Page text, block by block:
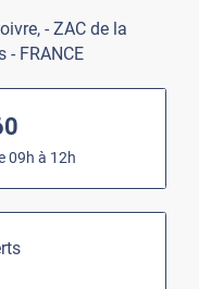
- ZAC de la
- FRANCE
09h à 12h